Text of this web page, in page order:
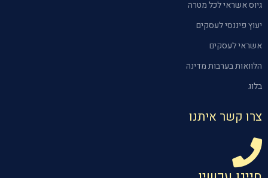
גיוס אשראי לכל מטרה
יעוץ פיננסי לעסקים
אשראי לעסקים
הלוואות בערבות מדינה
בלוג
צרו קשר איתנו